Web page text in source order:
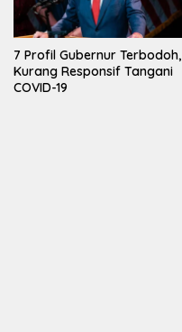
7 Profil Gubernur Terbodoh,
Kurang Responsif Tangani
COVID-19